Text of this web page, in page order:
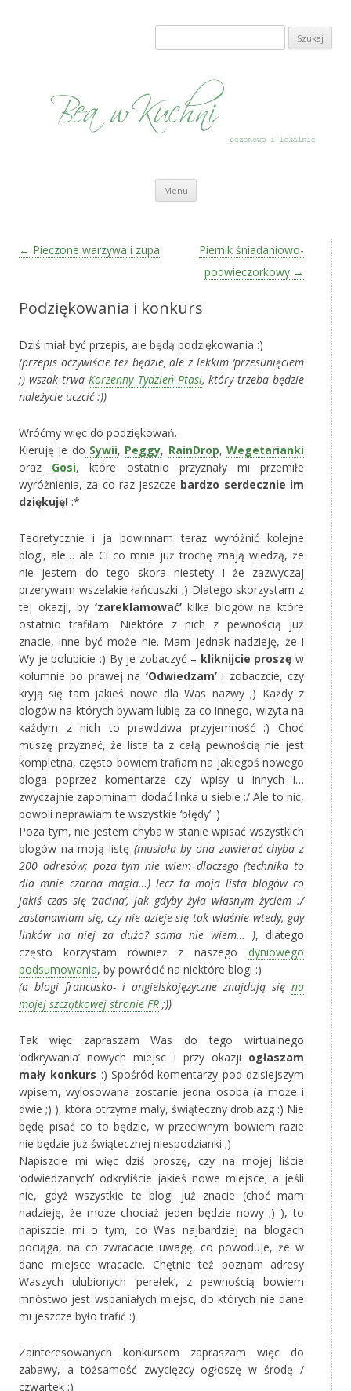
Szukaj:
Menu Przeskocz do treści
Zobacz wpisy
← Pieczone warzywa i zupa
Piernik śniadaniowo-
podwieczorkowy →
Podziękowania i konkurs
Dziś miał być przepis, ale będą podziękowania :)
(przepis oczywiście też będzie, ale z lekkim ‘przesunięciem
;) wszak trwaKorzenny Tydzień Ptasi, który trzeba będzie
należycie uczcić :))
Wróćmy więc do podziękowań.
Kieruję je do Sywii, Peggy, RainDrop,Wegetarianki
oraz Gosi, które ostatnio przyznały mi przemiłe
wyróżnienia, za co raz jeszcze bardzo serdecznie im
dziękuję! :*
Teoretycznie i ja powinnam teraz wyróżnić kolejne
blogi, ale… ale Ci co mnie już trochę znają wiedzą, że
nie jestem do tego skora niestety i że zazwyczaj
przerywam wszelakie łańcuszki ;) Dlatego skorzystam z
tej okazji, by ‘zareklamować’kilka blogów na które
ostatnio trafiłam. Niektóre z nich z pewnością już
znacie, inne być może nie. Mam jednak nadzieję, że i
Wy je polubicie :) By je zobaczyć – kliknijcie proszę w
kolumnie po prawej na ‘Odwiedzam’i zobaczcie, czy
kryją się tam jakieś nowe dla Was nazwy ;) Każdy z
blogów na których bywam lubię za co innego, wizyta na
każdym z nich to prawdziwa przyjemność :) Choć
muszę przyznać, że lista ta z całą pewnością nie jest
kompletna, często bowiem trafiam na jakiegoś nowego
bloga poprzez komentarze czy wpisy u innych i…
zwyczajnie zapominam dodać linka u siebie :/ Ale to nic,
powoli naprawiam te wszystkie ‘błędy’ :)
Poza tym, nie jestem chyba w stanie wpisać wszystkich
blogów na moją listę (musiała by ona zawierać chyba z
200 adresów; poza tym nie wiem dlaczego (technika to
dla mnie czarna magia…) lecz ta moja lista blogów co
jakiś czas się ‘zacina’, jak gdyby żyła własnym życiem :/
zastanawiam się, czy nie dzieje się tak właśnie wtedy, gdy
linków na niej za dużo? sama nie wiem… ), dlatego
często korzystam również z naszego dyniowego
podsumowania, by powrócić na niektóre blogi :)
(a blogi francusko- i angielskojęzyczne znajdują się na
mojej szczątkowej stronie FR ;))
Tak więc zapraszam Was do tego wirtualnego
‘odkrywania’ nowych miejsc i przy okazji ogłaszam
mały konkurs :) Spośród komentarzy pod dzisiejszym
wpisem, wylosowana zostanie jedna osoba (a może i
dwie ;) ), która otrzyma mały, świąteczny drobiazg :) Nie
będę pisać co to będzie, w przeciwnym bowiem razie
nie będzie już świątecznej niespodzianki ;)
Napiszcie mi więc dziś proszę, czy na mojej liście
‘odwiedzanych’ odkryliście jakieś nowe miejsce; a jeśli
nie, gdyż wszystkie te blogi już znacie (choć mam
nadzieję, że może chociaż jeden będzie nowy ;) ), to
napiszcie mi o tym, co Was najbardziej na blogach
pociąga, na co zwracacie uwagę, co powoduje, że w
dane miejsce wracacie. Chętnie też poznam adresy
Waszych ulubionych ‘perełek’, z pewnością bowiem
mnóstwo jest wspaniałych miejsc, do których nie dane
mi jeszcze było trafić :)
Zainteresowanych konkursem zapraszam więc do
zabawy, a tożsamość zwycięzcy ogłoszę w środę /
czwartek :)